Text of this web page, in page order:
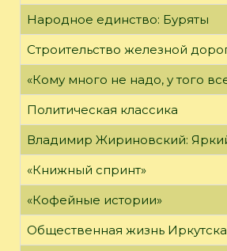
Народное единство: Буряты
Строительство железной
«Кому много не надо, у того
Политическая классика
Владимир Жириновский:
«Книжный спринт»
«Кофейные истории»
Общественная жизнь